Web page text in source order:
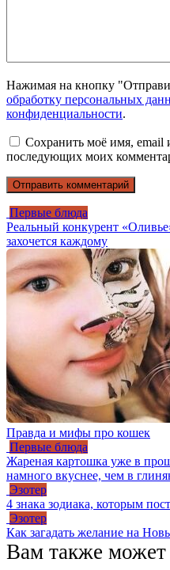
Нажимая на кнопку
обработку персональных
конфиденциальности.
Сохранить моё имя, email
последующих моих
Первые блюда
Реальный конкурент
захочется каждому
Правда и мифы про кошек
Первые блюда
Жареная картошка уже в
намного вкуснее, чем в
Эзотер
4 знака зодиака, которым
Эзотер
Как загадать желание на
Вам также может